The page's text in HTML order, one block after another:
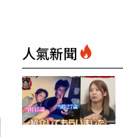
人氣新聞